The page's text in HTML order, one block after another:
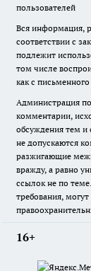
пользователей
Вся информация,
соответствии с
подлежит
том числе
как с
Администрация
комментарии,
обсуждения тем и
не допускаются
разжигающие
вражду, а равно
ссылок не по
требования,
16+